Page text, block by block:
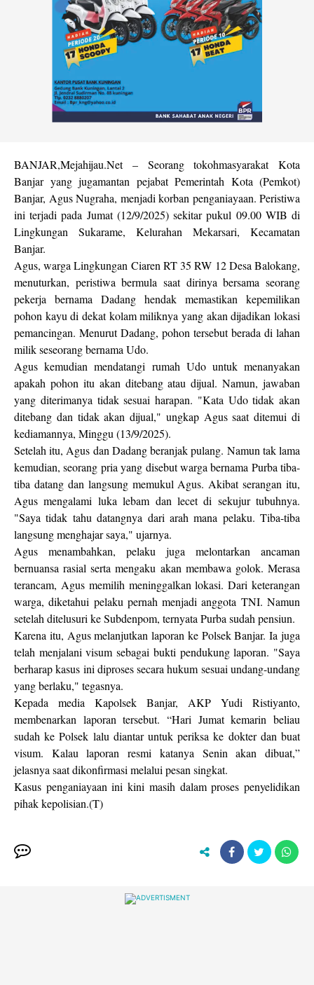
BANJAR,Mejahijau.Net – Seorang tokohmasyarakat Kota
Banjar yang jugamantan pejabat Pemerintah Kota (Pemkot)
Banjar, Agus Nugraha, menjadi korban penganiayaan. Peristiwa
ini terjadi pada Jumat (12/9/2025) sekitar pukul 09.00 WIB di
Lingkungan Sukarame, Kelurahan Mekarsari, Kecamatan
Banjar.
Agus, warga Lingkungan Ciaren RT 35 RW 12 Desa Balokang,
menuturkan, peristiwa bermula saat dirinya bersama seorang
pekerja bernama Dadang hendak memastikan kepemilikan
pohon kayu di dekat kolam miliknya yang akan dijadikan lokasi
pemancingan. Menurut Dadang, pohon tersebut berada di lahan
milik seseorang bernama Udo.
Agus kemudian mendatangi rumah Udo untuk menanyakan
apakah pohon itu akan ditebang atau dijual. Namun, jawaban
yang diterimanya tidak sesuai harapan. "Kata Udo tidak akan
ditebang dan tidak akan dijual," ungkap Agus saat ditemui di
kediamannya, Minggu (13/9/2025).
Setelah itu, Agus dan Dadang beranjak pulang. Namun tak lama
kemudian, seorang pria yang disebut warga bernama Purba tiba-
tiba datang dan langsung memukul Agus. Akibat serangan itu,
Agus mengalami luka lebam dan lecet di sekujur tubuhnya.
"Saya tidak tahu datangnya dari arah mana pelaku. Tiba-tiba
langsung menghajar saya," ujarnya.
Agus menambahkan, pelaku juga melontarkan ancaman
bernuansa rasial serta mengaku akan membawa golok. Merasa
terancam, Agus memilih meninggalkan lokasi. Dari keterangan
warga, diketahui pelaku pernah menjadi anggota TNI. Namun
setelah ditelusuri ke Subdenpom, ternyata Purba sudah pensiun.
Karena itu, Agus melanjutkan laporan ke Polsek Banjar. Ia juga
telah menjalani visum sebagai bukti pendukung laporan. "Saya
berharap kasus ini diproses secara hukum sesuai undang-undang
yang berlaku," tegasnya.
Kepada media Kapolsek Banjar, AKP Yudi Ristiyanto,
membenarkan laporan tersebut. “Hari Jumat kemarin beliau
sudah ke Polsek lalu diantar untuk periksa ke dokter dan buat
visum. Kalau laporan resmi katanya Senin akan dibuat,”
jelasnya saat dikonfirmasi melalui pesan singkat.
Kasus penganiayaan ini kini masih dalam proses penyelidikan
pihak kepolisian.(T)